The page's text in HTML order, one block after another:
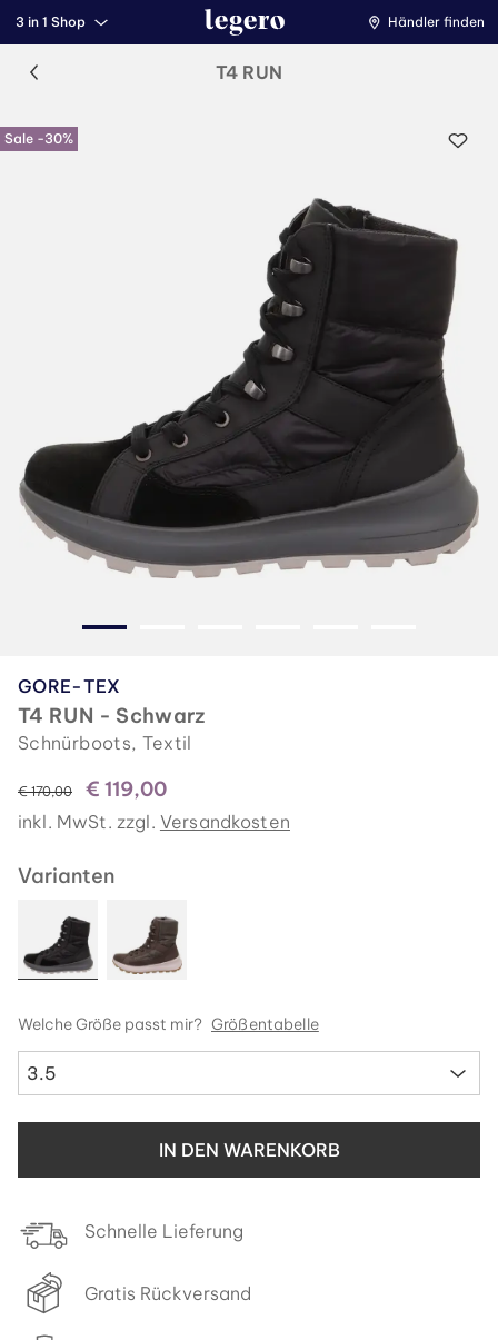
3 in 1 Shop Händler finden
T4 RUN
Sale -30%
GORE-TEX
T4 RUN - Schwarz
Schnürboots, Textil
statt
€ 170,00 € 119,00
inkl. MwSt. zzgl. Versandkosten
Varianten
Welche Größe passt mir? Größentabelle
3.5
IN DEN WARENKORB
Schnelle Lieferung
Gratis Rückversand